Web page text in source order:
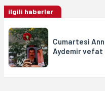
ilgili haberler
Cumartesi
Aydemir